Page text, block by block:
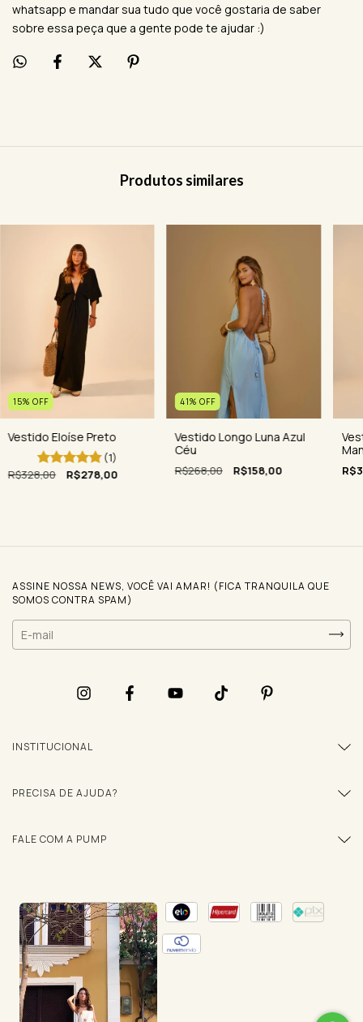
whatsapp e mandar sua tudo que você gostaria de saber
sobre essa peça que a gente pode te ajudar :)
Produtos similares
15% OFF
Vestido Eloíse Preto
(1)
R$328,00
R$278,00
41% OFF
Vestido Longo Luna Azul
Céu
R$268,00 R$158,00
ASSINE NOSSA NEWS, VOCÊ VAI AMAR! (FICA TRANQUILA QUE
SOMOS CONTRA SPAM)
INSTITUCIONAL
PRECISA DE AJUDA?
FALE COM A PUMP